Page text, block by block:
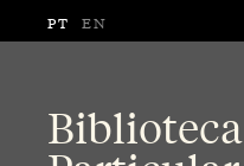
PT EN
Biblioteca